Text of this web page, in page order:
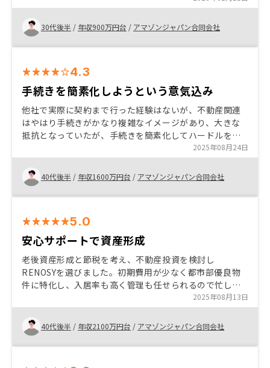
安が軽減されます。ChatGPTで、「不動産投資するなら
どこの会社がいい？」と聞いてトップに名前が出たリノ
シーさん。さすが。
30代後半 / 年収900万円台 / アマゾンジャパン合同会社
4.3
手続きを簡素化しようという意気込み
他社で実際に契約まで行った経験はないが、不動産関連
はやはり手続きがかなり複雑なイメージがあり、大きな
抵抗となっていたが、手続きを簡素化してハードルを下
げようと力を入れているのが、説明や実際の手続きから
も伝わってきた。 まだ簡素にできる部分、特に書類関
係、はあると思うので、もっとハードルを下げて、マー
ケットを広げてほしい
2025年08月24日
40代後半 / 年収1600万円台 / アマゾンジャパン合同会社
5.0
安心サポートで資産形成
老後資産形成と節税を考え、不動産投資を検討し
RENOSYを選びました。初期費用が少なく都市部優良物
件に特化し、入居率も高く管理も任せられるので忙しい
方にも最適です。長期視点で安定運用を目指す方におす
すめです！
2025年08月13日
40代後半 / 年収2100万円台 / アマゾンジャパン合同会社